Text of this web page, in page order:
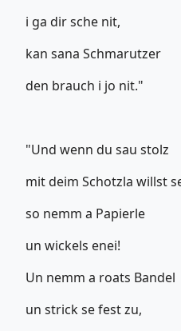
i ga dir sche nit,
kan sana Schmarutzer
den brauch i jo nit."
"Und wenn du sau stolz
mit deim Schotzla willst
so nemm a Papierle
un wickels enei!
Un nemm a roats Bandel
un strick se fest zu,